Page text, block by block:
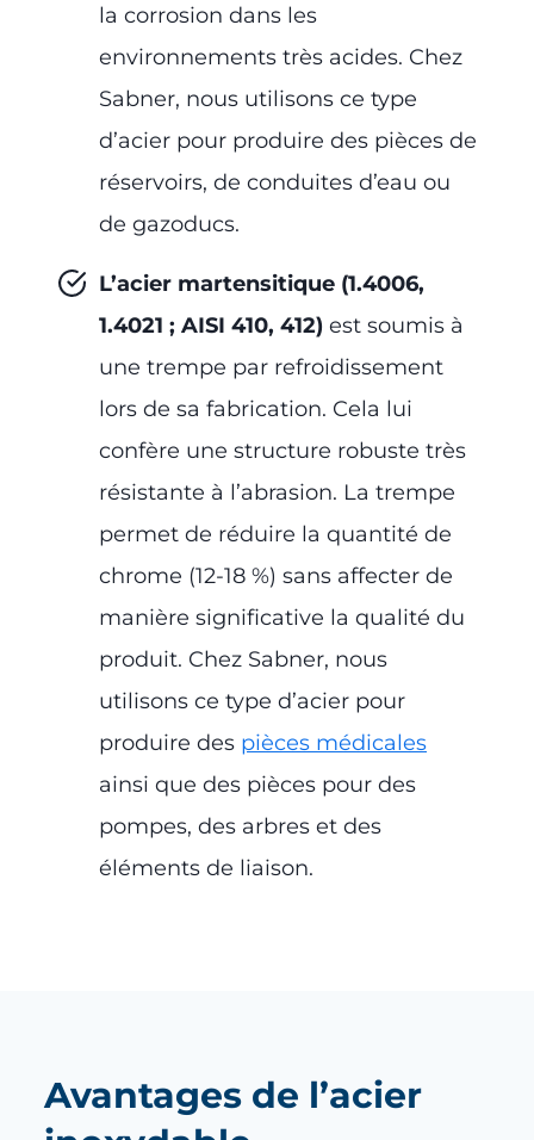
la corrosion dans les
environnements très acides. Chez
Sabner, nous utilisons ce type
d’acier pour produire des pièces de
réservoirs, de conduites d’eau ou
de gazoducs.
L’acier martensitique (1.4006,
1.4021 ; AISI 410, 412) est soumis à
une trempe par refroidissement
lors de sa fabrication. Cela lui
confère une structure robuste très
résistante à l’abrasion. La trempe
permet de réduire la quantité de
chrome (12-18 %) sans affecter de
manière significative la qualité du
produit. Chez Sabner, nous
utilisons ce type d’acier pour
produire des pièces médicales
ainsi que des pièces pour des
pompes, des arbres et des
éléments de liaison.
Avantages de l’acier